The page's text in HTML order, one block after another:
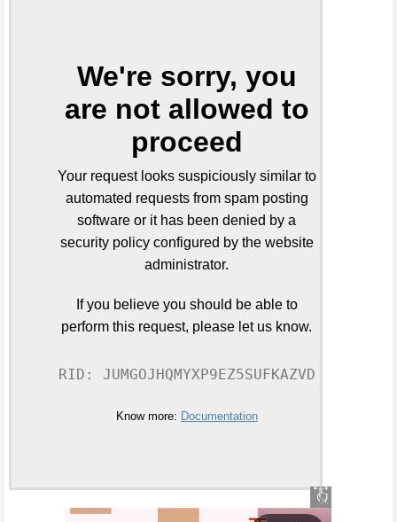
We're sorry, you
are not allowed to
proceed
Your request looks suspiciously similar to
automated requests from spam posting
software or it has been denied by a
security policy configured by the website
administrator.
If you believe you should be able to
perform this request, please let us know.
RID: JUMGOJHQMYXP9EZ5SUFKAZVD
Know more: Documentation
close